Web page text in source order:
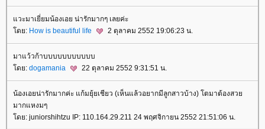
วะมาเยี่ยมน้องเอย น่ารักมากๆ เลยค่ะ
ดย: How is beautiful life 2 ตุลาคม 2552 19:06:23 น.
มาแว้วก้าบบบบบบบบบบบ
ดย: dogamania 22 ตุลาคม 2552 9:31:51 น.
น้องเอยน่ารักมากค่ะ แก้มยุ้ยเชียว (เห็นแล้วอยากมีลูกสาวบ้าง) โตมาต้องสว
มากแหงมๆ
ดย: juniorshihtzu IP: 110.164.29.211 24 พฤศจิกายน 2552 21:51:06 น.